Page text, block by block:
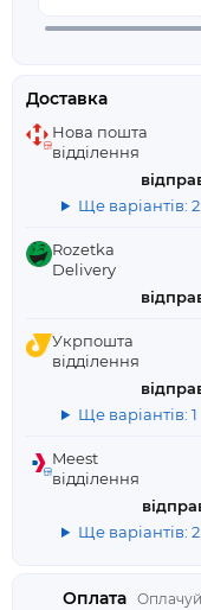
Оплата
Доставка
Нова пошта
відділення
Ще варіантів: 2
Rozetka
Delivery
Укрпошта
відділення
Ще варіантів: 1
Meest
відділення
Ще варіантів: 2